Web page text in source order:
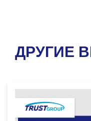
ДРУГИЕ